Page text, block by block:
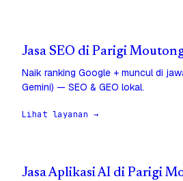
Jasa SEO di Parigi
Naik ranking Google + muncul di
Gemini) — SEO & GEO lokal.
Lihat layanan →
Jasa Aplikasi AI di Parigi